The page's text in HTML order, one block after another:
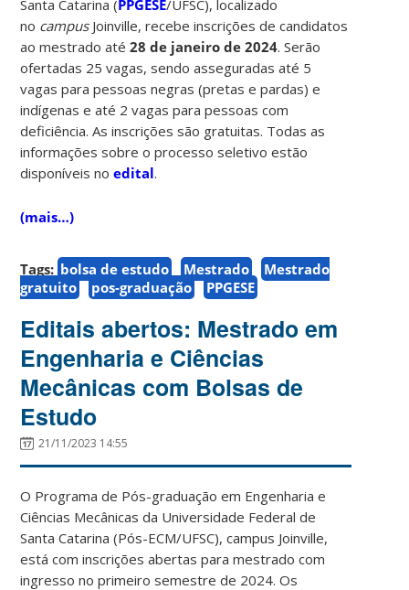
Santa Catarina ( PPGESE/UFSC), localizado
no campusJoinville, recebe inscrições de candidatos
ao mestrado até28 de janeiro de 2024. Serão
ofertadas 25 vagas, sendo asseguradas até 5
vagas para pessoas negras (pretas e pardas) e
indígenas e até 2 vagas para pessoas com
deficiência. As inscrições são gratuitas. Todas as
informações sobre o processo seletivo estão
disponíveis noedital.
(mais…)
Tags: bolsa de estudo Mestrado
Mestrado
gratuito
pos-graduação PPGESE
Editais abertos: Mestrado em
Engenharia e Ciências
Mecânicas com Bolsas de
Estudo
21/11/2023 14:55
O Programa de Pós-graduação em Engenharia e
Ciências Mecânicas da Universidade Federal de
Santa Catarina (Pós-ECM/UFSC), campus Joinville,
está com inscrições abertas para mestrado com
ingresso no primeiro semestre de 2024. Os